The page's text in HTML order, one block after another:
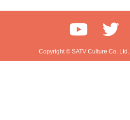
Copyright © SATV Culture Co.